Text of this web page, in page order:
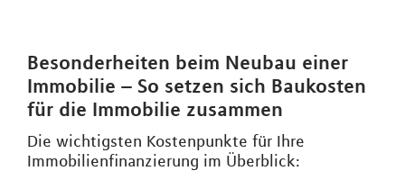
Besonderheiten beim Neubau einer
Immobilie – So setzen sich Baukosten
für die Immobilie zusammen
Die wichtigsten Kostenpunkte für Ihre
Immobilienfinanzierung im Überblick: